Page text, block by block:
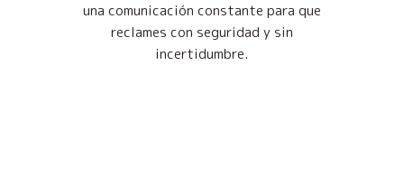
una comunicación constante para que
reclames con seguridad y sin
incertidumbre.